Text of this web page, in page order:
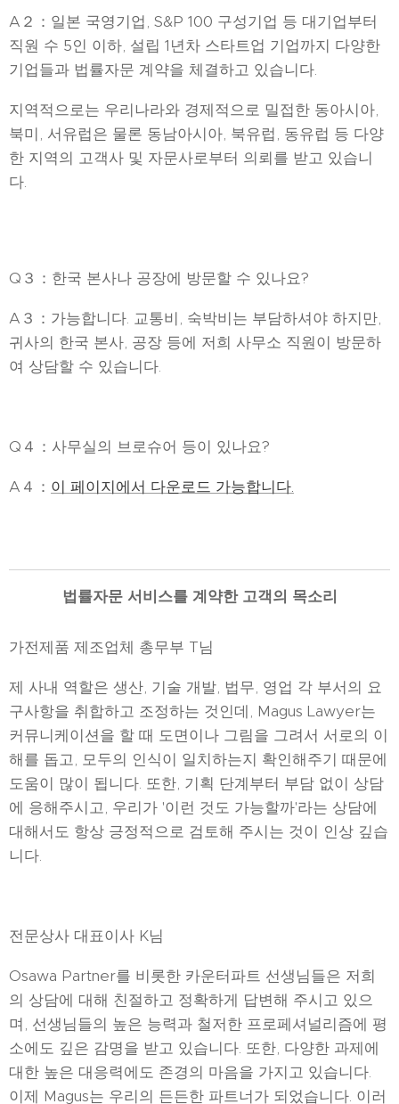
A２：일본 국영기업, S&P 100 구성기업 등 대기업부터
직원 수 5인 이하, 설립 1년차 스타트업 기업까지 다양한
기업들과 법률자문 계약을 체결하고 있습니다.
지역적으로는 우리나라와 경제적으로 밀접한 동아시아,
북미, 서유럽은 물론 동남아시아, 북유럽, 동유럽 등 다양
한 지역의 고객사 및 자문사로부터 의뢰를 받고 있습니
다.
Q３：한국 본사나 공장에 방문할 수 있나요?
A３：가능합니다. 교통비, 숙박비는 부담하셔야 하지만,
귀사의 한국 본사, 공장 등에 저희 사무소 직원이 방문하
여 상담할 수 있습니다.
Q４：사무실의 브로슈어 등이 있나요?
A４： 이 페이지에서 다운로드 가능합니다.
법률자문 서비스를 계약한 고객의 목소리
가전제품 제조업체 총무부 T님
제 사내 역할은 생산, 기술 개발, 법무, 영업 각 부서의 요
구사항을 취합하고 조정하는 것인데, Magus Lawyer는
커뮤니케이션을 할 때 도면이나 그림을 그려서 서로의 이
해를 돕고, 모두의 인식이 일치하는지 확인해주기 때문에
도움이 많이 됩니다. 또한, 기획 단계부터 부담 없이 상담
에 응해주시고, 우리가 '이런 것도 가능할까'라는 상담에
대해서도 항상 긍정적으로 검토해 주시는 것이 인상 깊습
니다.
전문상사 대표이사 K님
Osawa Partner를 비롯한 카운터파트 선생님들은 저희
의 상담에 대해 친절하고 정확하게 답변해 주시고 있으
며, 선생님들의 높은 능력과 철저한 프로페셔널리즘에 평
소에도 깊은 감명을 받고 있습니다. 또한, 다양한 과제에
대한 높은 대응력에도 존경의 마음을 가지고 있습니다.
이제 Magus는 우리의 든든한 파트너가 되었습니다. 이러